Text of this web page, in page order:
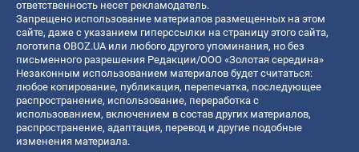
ответственность несет рекламодатель.
Запрещено использование материалов размещенных на этом
сайте, даже с указанием гиперссылки на страницу этого сайта,
логотипа OBOZ.UA или любого другого упоминания, но без
письменного разрешения Редакции/ООО «Золотая середина»
Незаконным использованием материалов будет считаться:
любое копирование, публикация, перепечатка, последующее
распространение, использование, переработка с
использованием, включением в состав других материалов,
распространение, адаптация, перевод и другие подобные
изменения материала.